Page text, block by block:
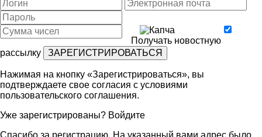
Получать новостную
рассылку
Нажимая на кнопку «Зарегистрироваться», вы
подтверждаете свое согласия с условиями
пользовательского соглашения.
Уже зарегистрированы? Войдите